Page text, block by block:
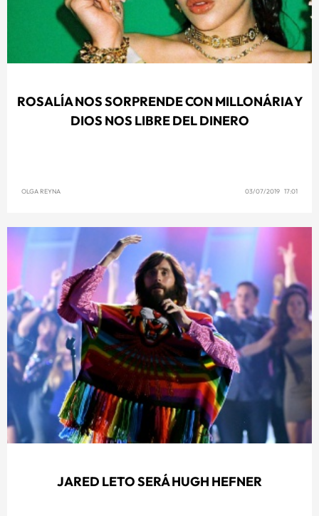
ROSALÍA NOS SORPRENDE CON MILLONÁRIA Y
DIOS NOS LIBRE DEL DINERO
OLGA REYNA 03/07/2019 17:01
JARED LETO SERÁ HUGH HEFNER